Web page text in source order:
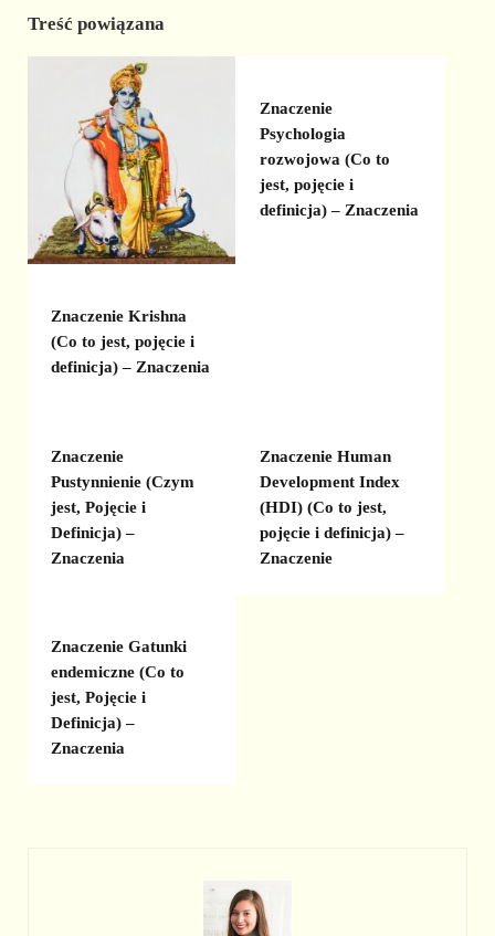
Treść powiązana
Znaczenie Krishna
(Co to jest, pojęcie i
definicja) – Znaczenia
Znaczenie
Psychologia
rozwojowa (Co to
jest, pojęcie i
definicja) – Znaczenia
Znaczenie
Pustynnienie (Czym
jest, Pojęcie i
Definicja) –
Znaczenia
Znaczenie Human
Development Index
(HDI) (Co to jest,
pojęcie i definicja) –
Znaczenie
Znaczenie Gatunki
endemiczne (Co to
jest, Pojęcie i
Definicja) –
Znaczenia